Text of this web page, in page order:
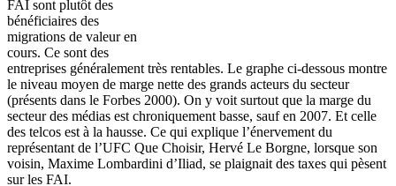
FAI sont plutôt des
bénéficiaires des
migrations de valeur en
cours. Ce sont des
entreprises généralement très rentables. Le graphe ci-dessous montre
le niveau moyen de marge nette des grands acteurs du secteur
(présents dans le Forbes 2000). On y voit surtout que la marge du
secteur des médias est chroniquement basse, sauf en 2007. Et celle
des telcos est à la hausse. Ce qui explique l’énervement du
représentant de l’UFC Que Choisir, Hervé Le Borgne, lorsque son
voisin, Maxime Lombardini d’Iliad, se plaignait des taxes qui pèsent
sur les FAI.